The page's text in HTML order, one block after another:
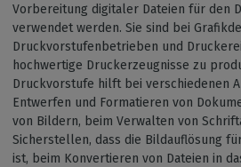
Vorbereitung digitaler Dateien für den
verwendet werden. Sie sind bei
Druckvorstufenbetrieben und
hochwertige Druckerzeugnisse zu
Druckvorstufe hilft bei verschiedenen
Entwerfen und Formatieren von
von Bildern, beim Verwalten von
Sicherstellen, dass die Bildauflösung
ist, beim Konvertieren von Dateien in